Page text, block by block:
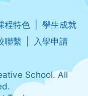
程特色
學生成就
聯繫
入學申請
School. All